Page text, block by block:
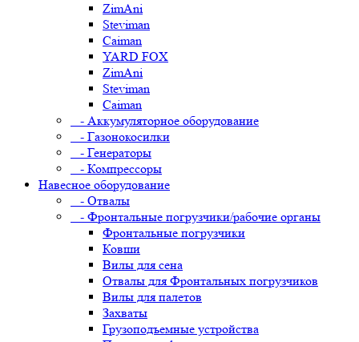
ZimAni
Steviman
Caiman
YARD FOX
ZimAni
Steviman
Caiman
- Аккумуляторное оборудование
- Газонокосилки
- Генераторы
- Компрессоры
Навесное оборудование
- Отвалы
- Фронтальные погрузчики/рабочие органы
Фронтальные погрузчики
Ковши
Вилы для сена
Отвалы для Фронтальных погрузчиков
Вилы для палетов
Захваты
Грузоподъемные устройства